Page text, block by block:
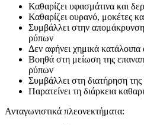
Καθαρίζει υφασμάτινα και
Καθαρίζει ουρανό, μοκέτες
Συμβάλλει στην
ρύπων
Δεν αφήνει χημικά
Βοηθά στη μείωση της
ρύπων
Συμβάλλει στη διατήρηση
Παρατείνει τη διάρκεια
Ανταγωνιστικά πλεονεκτήματα: